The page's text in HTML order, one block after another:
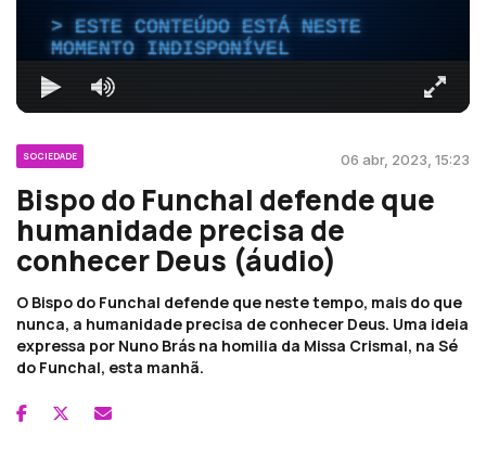
ESTE CONTEÚDO ESTÁ NESTE
MOMENTO INDISPONÍVEL
SOCIEDADE 06 abr, 2023, 15:23
Bispo do Funchal defende que
humanidade precisa de
conhecer Deus (áudio)
O Bispo do Funchal defende que neste tempo, mais do que
nunca, a humanidade precisa de conhecer Deus. Uma ideia
expressa por Nuno Brás na homilia da Missa Crismal, na Sé
do Funchal, esta manhã.